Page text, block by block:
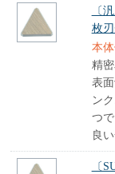
〔
枚
本
精
表
ン
つ
良
〔